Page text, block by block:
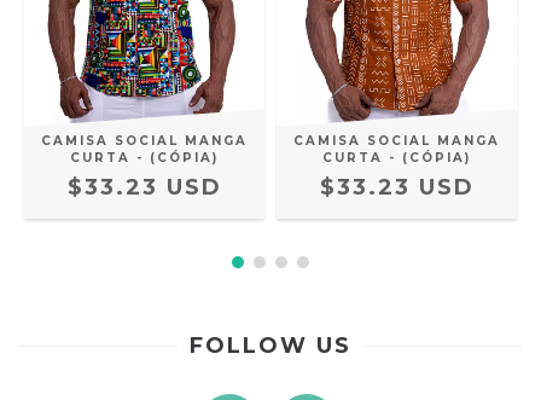
CAMISA SOCIAL MANGA
CURTA - (CÓPIA)
$33.23 USD
CAMISA SOCIAL MANGA
CURTA - (CÓPIA)
$33.23 USD
FOLLOW US